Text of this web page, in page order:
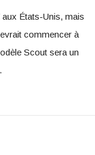
aux États-Unis, mais
commencer à
Scout sera un